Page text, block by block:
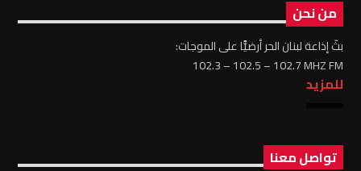
من نحن
بثّ إذاعة لبنان الحر أرضيًّا على الموجات:
102.3 – 102.5 – 102.7 MHZ FM
للمزيد
تواصل معنا